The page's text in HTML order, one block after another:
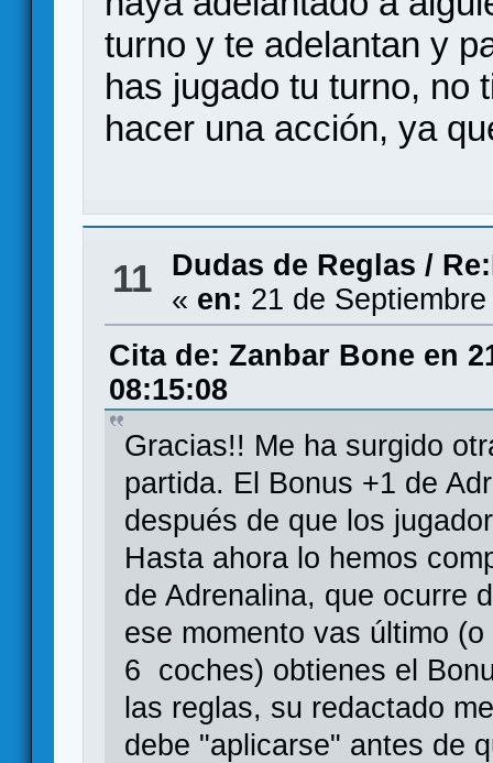
turno y te adelantan y
has jugado tu turno, no
hacer una acción, ya
11 Dudas de Reglas /
« en: 21 de
Cita de: Zanbar Bone en
08:15:08
Gracias!! Me ha surgido
partida. El Bonus +1 de
después de que los
Hasta ahora lo hemos
de Adrenalina, que ocurre
ese momento vas último
6 coches) obtienes el
las reglas, su redactado
debe "aplicarse" antes de